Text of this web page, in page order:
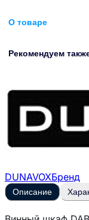
О товаре
Рекомендуем
DUNAVOXБренд
Описание